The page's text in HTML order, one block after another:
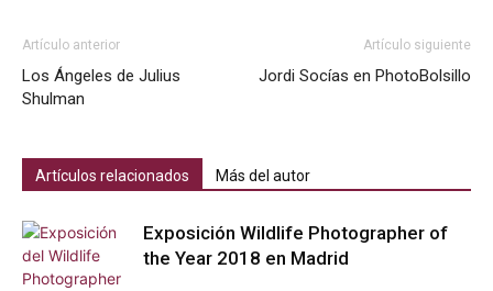
Artículo anterior
Los Ángeles de Julius
Shulman
Artículo siguiente
Jordi Socías en PhotoBolsillo
Artículos relacionados Más del autor
Exposición Wildlife Photographer of
the Year 2018 en Madrid